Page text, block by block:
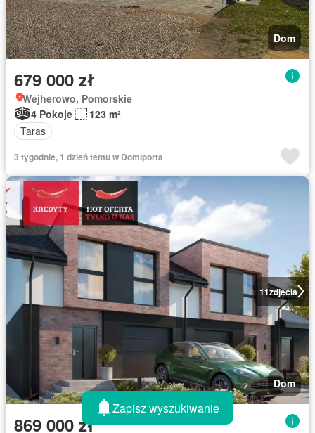
Dom
679 000 zł
Wejherowo, Pomorskie
4 Pokoje
123 m²
Taras
3 tygodnie, 1 dzień temu w Domiporta
11zdjęcia
Dom
869 000 zł
Zapisz wyszukiwanie